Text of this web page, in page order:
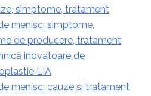
simptome, tratament
menisc: simptome,
de producere, tratament
inovatoare de
LIA
menisc: cauze și tratament